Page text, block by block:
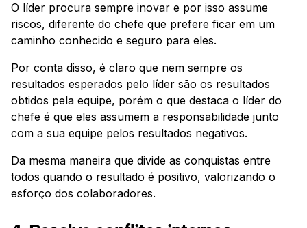
O líder procura sempre inovar e por isso assume
riscos, diferente do chefe que prefere ficar em um
caminho conhecido e seguro para eles.
Por conta disso, é claro que nem sempre os
resultados esperados pelo líder são os resultados
obtidos pela equipe, porém o que destaca o líder do
chefe é que eles assumem a responsabilidade junto
com a sua equipe pelos resultados negativos.
Da mesma maneira que divide as conquistas entre
todos quando o resultado é positivo, valorizando o
esforço dos colaboradores.